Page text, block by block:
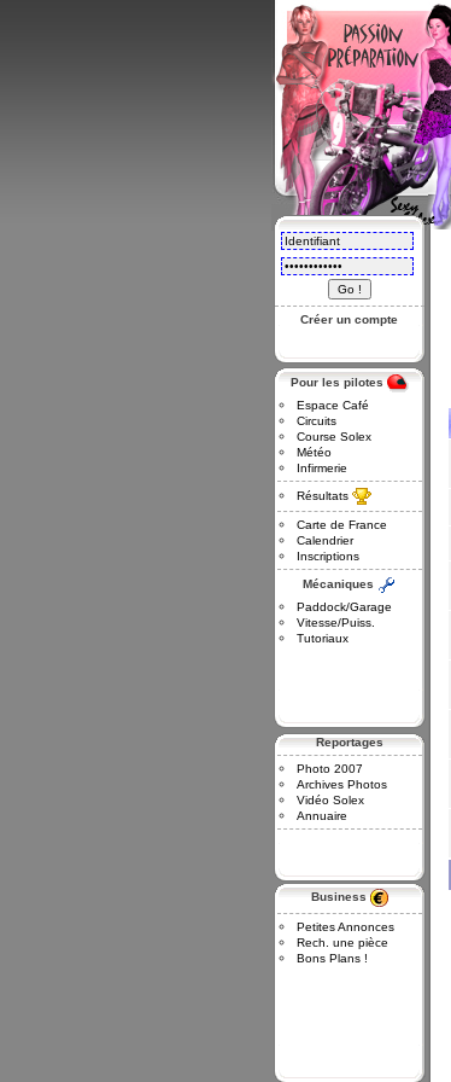
Créer un compte
Pour les pilotes
Espace Café
Circuits
Course Solex
Météo
Infirmerie
Résultats
Carte de France
Calendrier
Inscriptions
Mécaniques
Paddock/Garage
Vitesse/Puiss.
Tutoriaux
Reportages
Photo 2007
Archives Photos
Vidéo Solex
Annuaire
Business
Petites Annonces
Rech. une pièce
Bons Plans !